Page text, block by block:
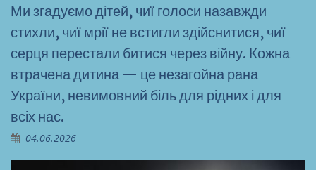
Ми згадуємо дітей, чиї голоси назавжди
стихли, чиї мрії не встигли здійснитися, чиї
серця перестали битися через війну. Кожна
втрачена дитина — це незагойна рана
України, невимовний біль для рідних і для
всіх нас.
04.06.2026